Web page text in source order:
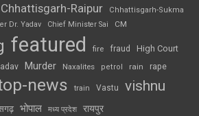
Chhattisgarh-Raipur
Chhattisgarh-Sukma
Dr. Yadav Chief Minister Sai CM
featured fire fraud High Court
Murder Naxalites petrol rain rape
news train Vastu vishnu
भोपाल मध्य प्रदेश रायपुर